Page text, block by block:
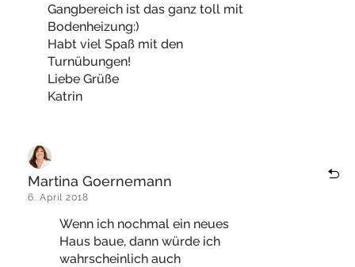
Gangbereich ist das ganz toll mit
Bodenheizung:)
Habt viel Spaß mit den
Turnübungen!
Liebe Grüße
Katrin
Martina Goernemann
6. April 2018
Wenn ich nochmal ein neues
Haus baue, dann würde ich
wahrscheinlich auch